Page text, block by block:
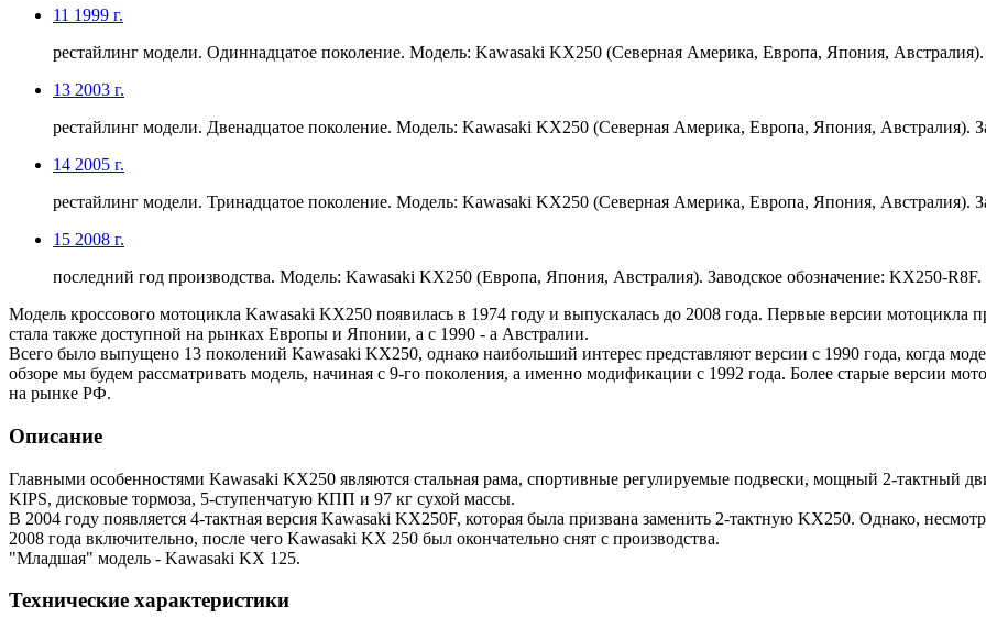
11 1999 г.
рестайлинг модели. Одиннадцатое поколение. Модель: Kawasaki KX250 (Северная Америка, Европа, Япония, Австралия).
13 2003 г.
рестайлинг модели. Двенадцатое поколение. Модель: Kawasaki KX250 (Северная Америка, Европа, Япония, Австралия).
14 2005 г.
рестайлинг модели. Тринадцатое поколение. Модель: Kawasaki KX250 (Северная Америка, Европа, Япония, Австралия).
15 2008 г.
последний год производства. Модель: Kawasaki KX250 (Европа, Япония, Австралия). Заводское обозначение: KX250-R8F.
Модель кроссового мотоцикла Kawasaki KX250 появилась в 1974 году и выпускалась до 2008 года. Первые версии мотоцикла
стала также доступной на рынках Европы и Японии, а с 1990 - а Австралии.
Всего было выпущено 13 поколений Kawasaki KX250, однако наибольший интерес представляют версии с 1990 года, когда
обзоре мы будем рассматривать модель, начиная с 9-го поколения, а именно модификации с 1992 года. Более старые версии
на рынке РФ.
Описание
Главными особенностями Kawasaki KX250 являются стальная рама, спортивные регулируемые подвески, мощный 2-тактный
KIPS, дисковые тормоза, 5-ступенчатую КПП и 97 кг сухой массы.
В 2004 году появляется 4-тактная версия Kawasaki KX250F, которая была призвана заменить 2-тактную KX250. Однако,
2008 года включительно, после чего Kawasaki KX 250 был окончательно снят с производства.
"Младшая" модель - Kawasaki KX 125.
Технические характеристики